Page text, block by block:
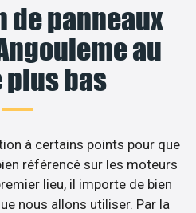
panneaux
au
bas
à certains points pour que
référencé sur les moteurs
lieu, il importe de bien
nous allons utiliser. Par la